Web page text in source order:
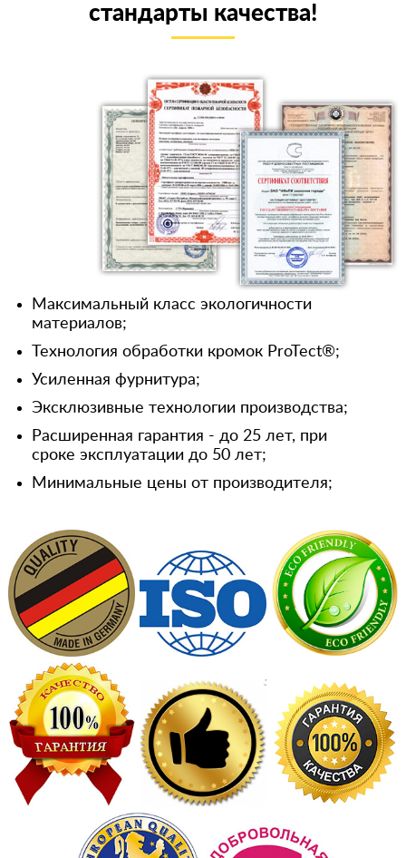
стандарты качества!
Максимальный класс экологичности
материалов;
Технология обработки кромок ProTect®;
Усиленная фурнитура;
Эксклюзивные технологии производства;
Расширенная гарантия - до 25 лет, при
сроке эксплуатации до 50 лет;
Минимальные цены от производителя;